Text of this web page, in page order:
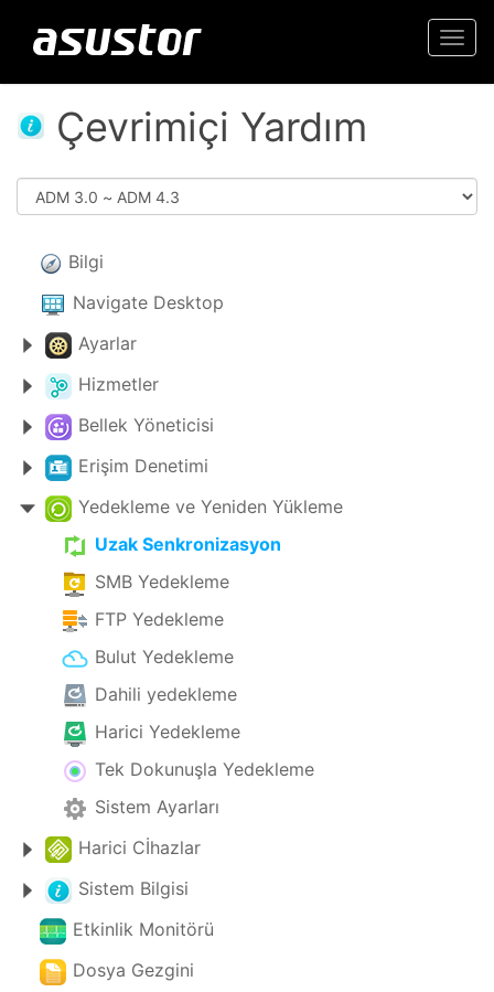
Çevrimiçi Yardım
Bilgi
Navigate Desktop
Ayarlar
Hizmetler
Bellek Yöneticisi
Erişim Denetimi
Yedekleme ve Yeniden Yükleme
Uzak Senkronizasyon
SMB Yedekleme
FTP Yedekleme
Bulut Yedekleme
Dahili yedekleme
Harici Yedekleme
Tek Dokunuşla Yedekleme
Sistem Ayarları
Harici Cİhazlar
Sistem Bilgisi
Etkinlik Monitörü
Dosya Gezgini